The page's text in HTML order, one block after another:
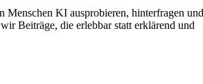
Menschen KI ausprobieren, hinterfragen und
Beiträge, die erlebbar statt erklärend und